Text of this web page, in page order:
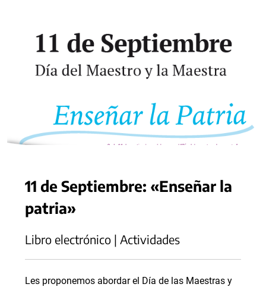
11 de Septiembre: «Enseñar la
patria»
Libro electrónico | Actividades
Les proponemos abordar el Día de las Maestras y